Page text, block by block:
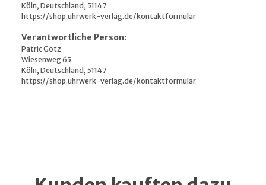
Köln, Deutschland, 51147
https://shop.uhrwerk-verlag.de/kontaktformular
Verantwortliche Person:
Patric Götz
Wiesenweg 65
Köln, Deutschland, 51147
https://shop.uhrwerk-verlag.de/kontaktformular